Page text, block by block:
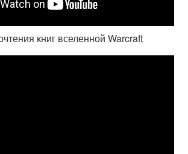
книг вселенной Warcraft